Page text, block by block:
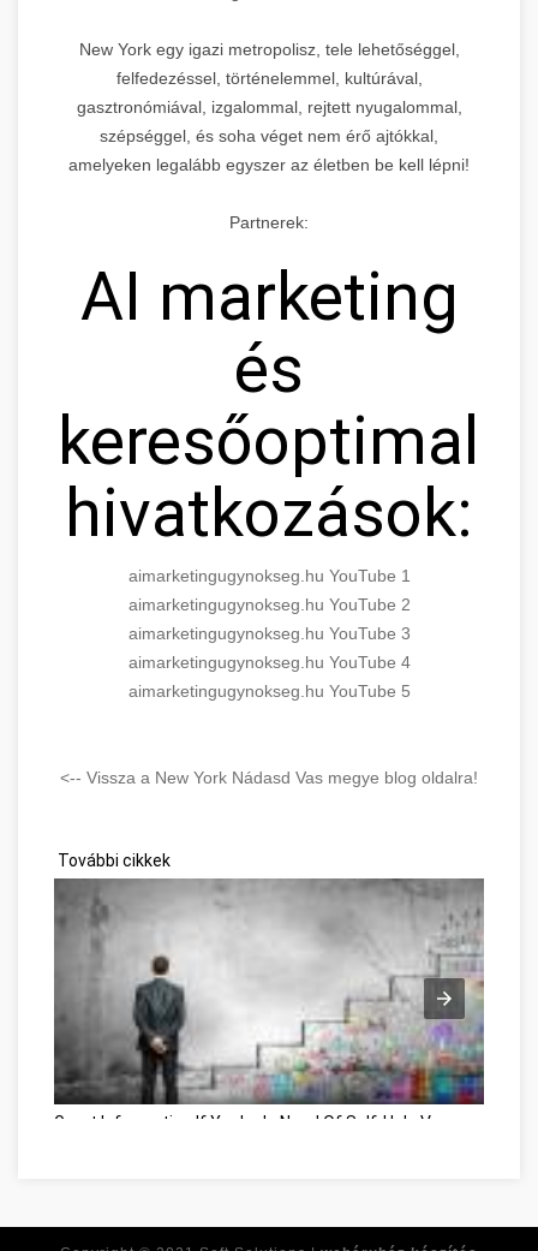
New York egy igazi metropolisz, tele lehetőséggel,
felfedezéssel, történelemmel, kultúrával,
gasztronómiával, izgalommal, rejtett nyugalommal,
szépséggel, és soha véget nem érő ajtókkal,
amelyeken legalább egyszer az életben be kell lépni!
Partnerek:
AI marketing
és
hivatkozások:
aimarketingugynokseg.hu YouTube 1
aimarketingugynokseg.hu YouTube 2
aimarketingugynokseg.hu YouTube 3
aimarketingugynokseg.hu YouTube 4
aimarketingugynokseg.hu YouTube 5
<-- Vissza a New York Nádasd Vas megye blog oldalra!
További cikkek
Great Information If You're In Need Of Self-Help Vas megye